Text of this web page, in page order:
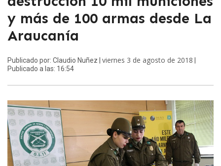
y más de 100 armas desde La
Araucanía
Publicado por: Claudio Nuñez | viernes 3 de agosto de 2018
Publicado a las: 16:54